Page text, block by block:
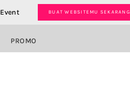
Event BUAT WEBSITEMU SEKARANG
PROMO